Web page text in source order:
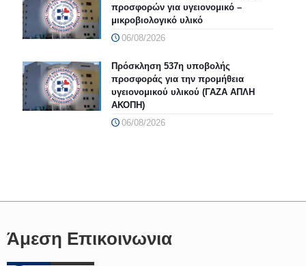
προσφορών για υγειονομικό –
μικροβιολογικό υλικό
06/08/2026
Πρόσκληση 537η υποβολής
προσφοράς για την προμήθεια
υγειονομικού υλικού (ΓΑΖΑ ΑΠΛΗ
ΑΚΟΠΗ)
06/08/2026
Άμεση Επικοινωνια